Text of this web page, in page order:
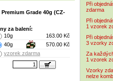
Grade 40g (CZ-
za balení:
10g
163.00 Kč
40g
570.00 Kč
vzorek zdarma
Při
zdarma
Při
1 vzorek
Při
3 vzorky
Za
1 vzorek
Vzorky
nelze